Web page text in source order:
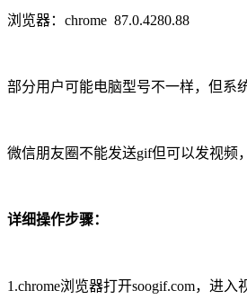
浏览器：chrome 87.0.4280.88
部分用户可能电脑型号不一样，但系
微信朋友圈不能发送gif但可以发视频
详细操作步骤：
1.chrome浏览器打开soogif.com，进入